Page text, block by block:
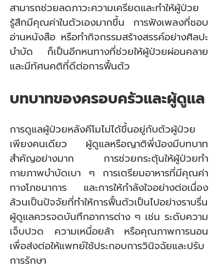
สามารถช่วยลดภาวะความเครียดและทำให้ผู้ป่วย
รู้สึกมีคุณค่าในตัวเองมากขึ้น การฟังเพลงที่ชอบ
อ่านหนังสือ หรือทำกิจกรรมสร้างสรรค์อย่างศิลปะ
บำบัด ก็เป็นอีกหนทางที่ช่วยให้ผู้ป่วยผ่อนคลาย
และมีทัศนคติที่ดีต่อการฟื้นตัว
บทบาทของครอบครัวและผู้ดูแล
การดูแลผู้ป่วยหลังคีโมไม่ได้ขึ้นอยู่กับตัวผู้ป่วย
เพียงคนเดียว ผู้ดูแลหรือญาติพี่น้องมีบทบาท
สำคัญอย่างมาก การช่วยกระตุ้นให้ผู้ป่วยทำ
กายภาพบำบัดเบา ๆ การเตรียมอาหารที่มีคุณค่า
ทางโภชนาการ และการให้กำลังใจอย่างต่อเนื่อง
ล้วนเป็นปัจจัยที่ทำให้การฟื้นตัวเป็นไปอย่างราบรื่น
ผู้ดูแลควรจดบันทึกอาการต่าง ๆ เช่น ระดับความ
เจ็บปวด ความเหนื่อยล้า หรือคุณภาพการนอน
เพื่อส่งต่อให้แพทย์ใช้ประกอบการวินิจฉัยและปรับ
การรักษา